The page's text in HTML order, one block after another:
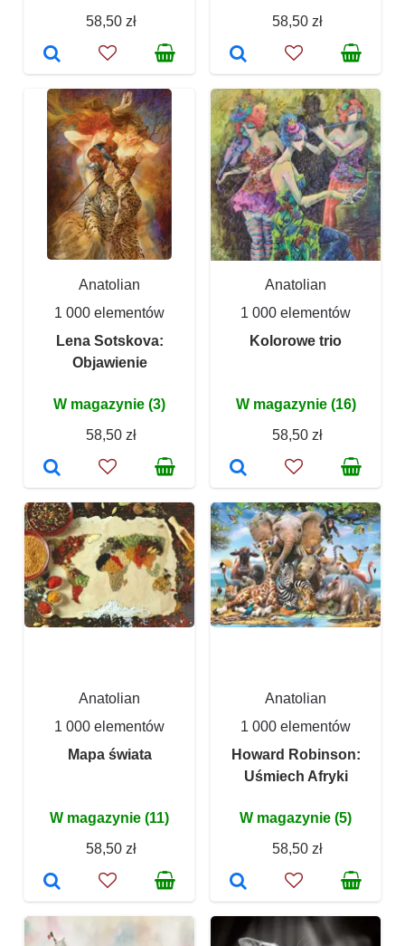
58,50 zł
58,50 zł
Anatolian
1 000 elementów
Lena Sotskova:
Objawienie
W magazynie (3)
58,50 zł
Anatolian
1 000 elementów
Kolorowe trio
W magazynie (16)
58,50 zł
Anatolian
1 000 elementów
Mapa świata
W magazynie (11)
58,50 zł
Anatolian
1 000 elementów
Howard Robinson:
Uśmiech Afryki
W magazynie (5)
58,50 zł